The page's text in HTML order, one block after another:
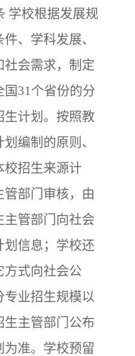
学校根据发展规
、学科发展、
社会需求，制定
国31个省份的分
生计划。按照教
编制的原则、
校招生来源计
管部门审核，由
主管部门向社会
划信息；学校还
方式向社会公
专业招生规模以
生主管部门公布
为准。学校预留